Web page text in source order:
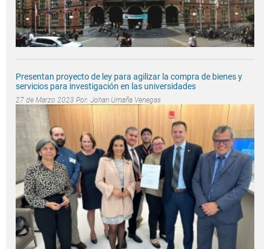
Presentan proyecto de ley para agilizar la compra de bienes y
servicios para investigación en las universidades
27 de Marzo 2023 Por: Johan Umaña Venegas